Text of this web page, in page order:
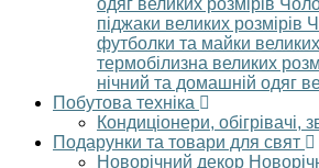
піджаки великих розмірів
футболки та майки великих
термобілизна великих
нічний та домашній одяг
Побутова техніка
Кондиціонери, обігрівачі,
Подарунки та товари для свят
Новорічний декор